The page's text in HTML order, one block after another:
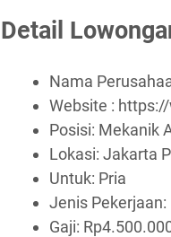
Detail
Nama
Website :
Posisi: Mekanik
Lokasi: Jakarta
Untuk: Pria
Jenis Pekerjaan:
Gaji: Rp